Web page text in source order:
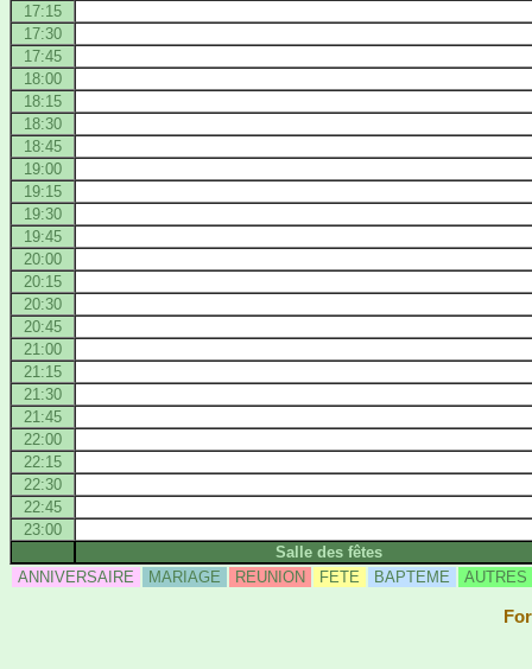
17:15
17:30
17:45
18:00
18:15
18:30
18:45
19:00
19:15
19:30
19:45
20:00
20:15
20:30
20:45
21:00
21:15
21:30
21:45
22:00
22:15
22:30
22:45
23:00
Salle des fêtes
ANNIVERSAIRE
MARIAGE REUNION FETE BAPTEME AUTRES